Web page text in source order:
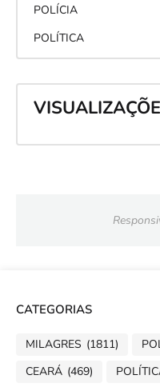
POLÍCIA
POLÍTICA
CATEGORIAS
MILAGRES (1811)
CEARÁ (469)